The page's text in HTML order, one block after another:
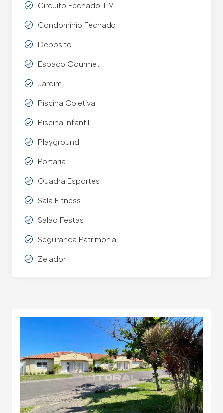
Circuito Fechado T V
Condominio Fechado
Deposito
Espaco Gourmet
Jardim
Piscina Coletiva
Piscina Infantil
Playground
Portaria
Quadra Esportes
Sala Fitness
Salao Festas
Seguranca Patrimonial
Zelador